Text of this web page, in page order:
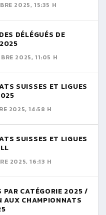
2025, 15:35 H
DÉLÉGUÉS DE
2025, 11:05 H
SUISSES ET LIGUES
2025, 14:58 H
SUISSES ET LIGUES
2025, 16:13 H
PAR CATÉGORIE 2025 /
AUX CHAMPIONNATS